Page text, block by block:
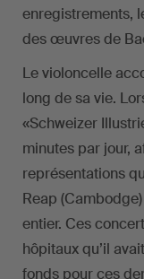
enregistrements,
des œuvres de
Le violoncelle
long de sa vie.
«Schweizer
minutes par jour,
représentations
Reap
entier. Ces
hôpitaux qu’il
fonds pour ces